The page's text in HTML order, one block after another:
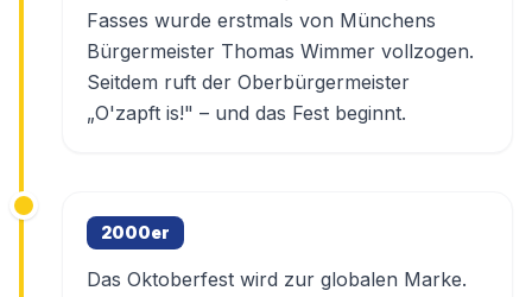
Fasses wurde erstmals von Münchens
Bürgermeister Thomas Wimmer vollzogen.
Seitdem ruft der Oberbürgermeister
„O'zapft is!" – und das Fest beginnt.
2000er
Das Oktoberfest wird zur globalen Marke.